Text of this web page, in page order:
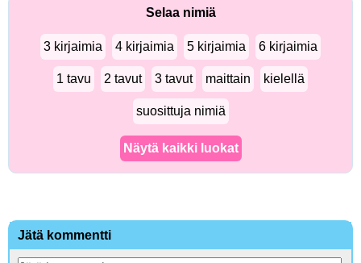
Selaa nimiä
3 kirjaimia 4 kirjaimia 5 kirjaimia 6 kirjaimia
1 tavu 2 tavut 3 tavut maittain kielellä
suosittuja nimiä
Näytä kaikki luokat
Jätä kommentti